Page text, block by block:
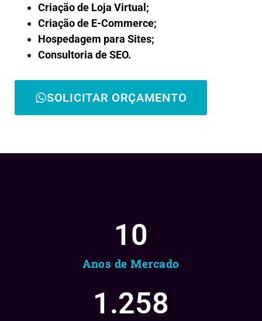
Criação de Loja Virtual;
Criação de E-Commerce;
Hospedagem para Sites;
Consultoria de SEO.
SOLICITAR ORÇAMENTO
Anos de Mercado
10
1.258